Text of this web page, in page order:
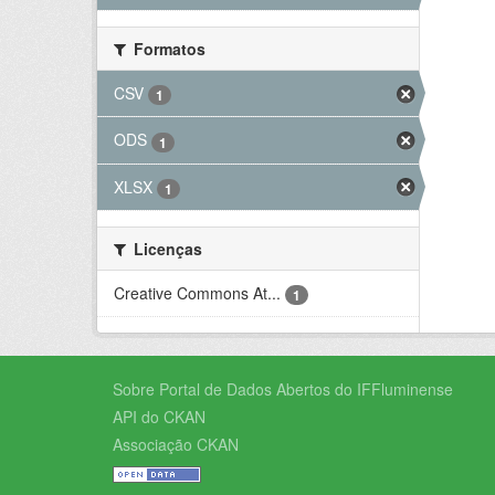
Formatos
CSV
1
ODS 1
XLSX 1
Licenças
Creative Commons At...
1
Sobre Portal de Dados Abertos do IFFluminense
API do CKAN
Associação CKAN